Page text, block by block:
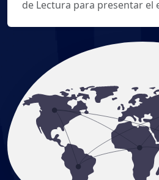
de Lectura para presentar el